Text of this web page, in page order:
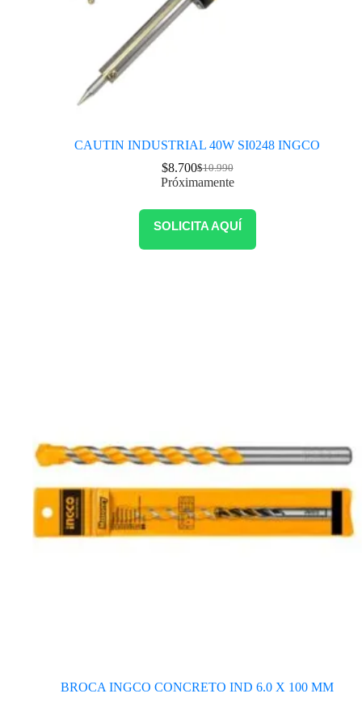
CAUTIN INDUSTRIAL 40W SI0248 INGCO
$10.990
$8.700
Próximamente
SOLICITA AQUÍ
BROCA INGCO CONCRETO IND 6.0 X 100 MM